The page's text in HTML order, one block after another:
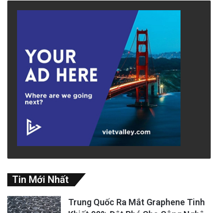
Tin Mới Nhất
Trung Quốc Ra Mắt Graphene Tinh